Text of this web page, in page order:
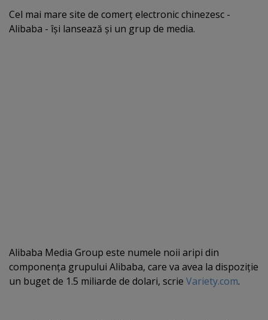
Cel mai mare site de comerţ electronic chinezesc -
Alibaba - îşi lansează şi un grup de media.
Alibaba Media Group este numele noii aripi din
componenţa grupului Alibaba, care va avea la dispoziţie
un buget de 1.5 miliarde de dolari, scrie Variety.com.